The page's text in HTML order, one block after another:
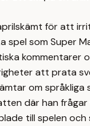
för att
spel som Super
kommentarer
att prata
om språkliga
där han
till spelen och